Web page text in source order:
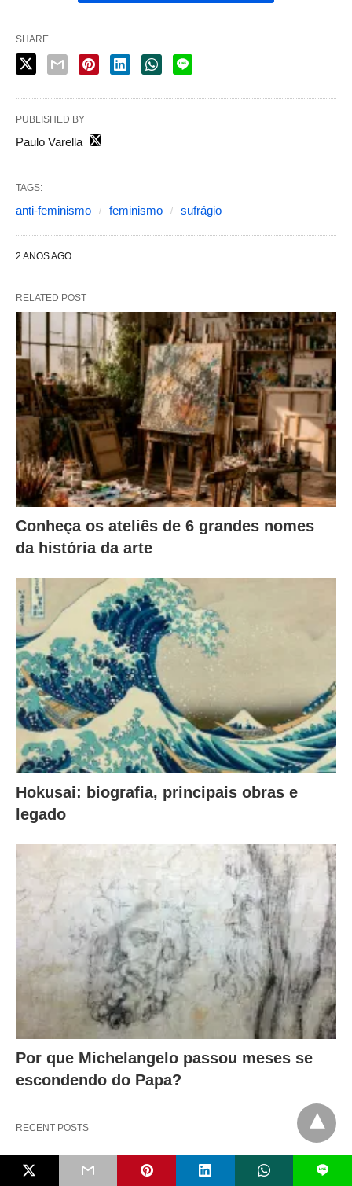
SHARE
PUBLISHED BY
Paulo Varella
TAGS:
anti-feminismo feminismo sufrágio
2 ANOS AGO
RELATED POST
Conheça os ateliês de 6 grandes nomes
da história da arte
Hokusai: biografia, principais obras e
legado
Por que Michelangelo passou meses se
escondendo do Papa?
RECENT POSTS
L